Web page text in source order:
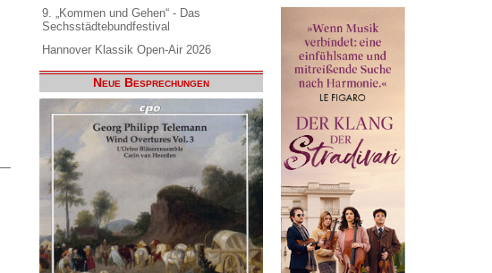
9. „Kommen und Gehen“ - Das
Sechsstädtebundfestival
Hannover Klassik Open-Air 2026
Neue Besprechungen